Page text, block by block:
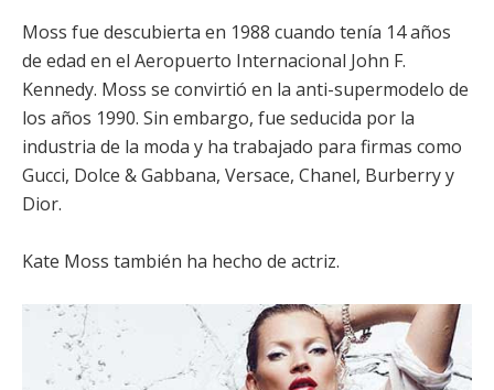
Moss fue descubierta en 1988 cuando tenía 14 años
de edad en el Aeropuerto Internacional John F.
Kennedy. Moss se convirtió en la anti-supermodelo de
los años 1990. Sin embargo, fue seducida por la
industria de la moda y ha trabajado para firmas como
Gucci, Dolce & Gabbana, Versace, Chanel, Burberry y
Dior.
Kate Moss también ha hecho de actriz.